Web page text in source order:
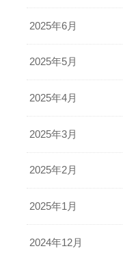
2025年6月
2025年5月
2025年4月
2025年3月
2025年2月
2025年1月
2024年12月